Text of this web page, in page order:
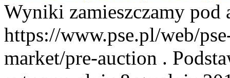
Wyniki zamieszczamy pod
https://www.pse.pl/web/
market/pre-auction .